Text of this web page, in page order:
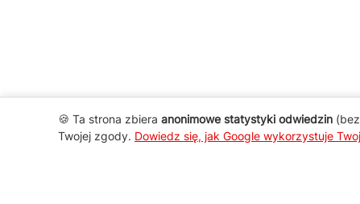
🍪 Ta strona zbiera anonimowe statystyki odwiedzin
Twojej zgody. Dowiedz się, jak Google wykorzystuje